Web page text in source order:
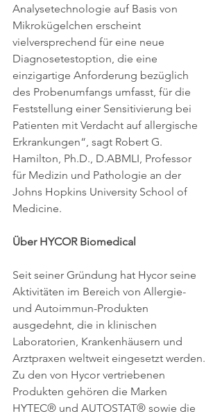
Analysetechnologie auf Basis von
Mikrokügelchen erscheint
vielversprechend für eine neue
Diagnosetestoption, die eine
einzigartige Anforderung bezüglich
des Probenumfangs umfasst, für die
Feststellung einer Sensitivierung bei
Patienten mit Verdacht auf allergische
Erkrankungen“, sagt Robert G.
Hamilton, Ph.D., D.ABMLI, Professor
für Medizin und Pathologie an der
Johns Hopkins University School of
Medicine.
Über HYCOR Biomedical
Seit seiner Gründung hat Hycor seine
Aktivitäten im Bereich von Allergie-
und Autoimmun-Produkten
ausgedehnt, die in klinischen
Laboratorien, Krankenhäusern und
Arztpraxen weltweit eingesetzt werden.
Zu den von Hycor vertriebenen
Produkten gehören die Marken
HYTEC® und AUTOSTAT® sowie die